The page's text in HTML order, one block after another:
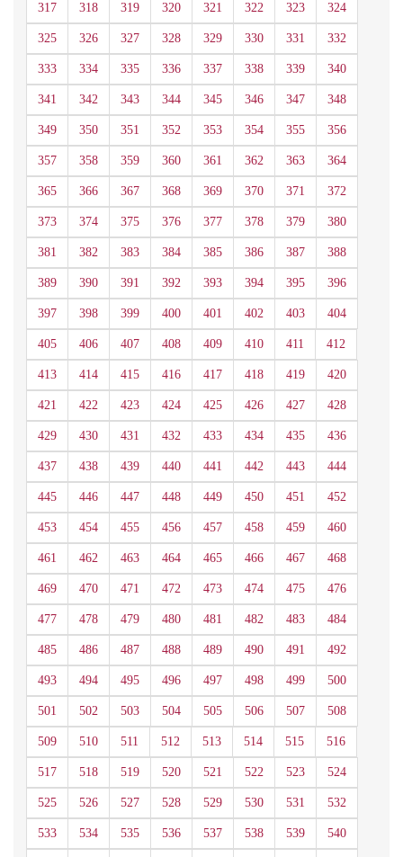
317 318 319 320 321 322 323 324
325 326 327 328 329 330 331 332
333 334 335 336 337 338 339 340
341 342 343 344 345 346 347 348
349 350 351 352 353 354 355 356
357 358 359 360 361 362 363 364
365 366 367 368 369 370 371 372
373 374 375 376 377 378 379 380
381 382 383 384 385 386 387 388
389 390 391 392 393 394 395 396
397 398 399 400 401 402 403 404
405 406 407 408 409 410 411 412
413 414 415 416 417 418 419 420
421 422 423 424 425 426 427 428
429 430 431 432 433 434 435 436
437 438 439 440 441 442 443 444
445 446 447 448 449 450 451 452
453 454 455 456 457 458 459 460
461 462 463 464 465 466 467 468
469 470 471 472 473 474 475 476
477 478 479 480 481 482 483 484
485 486 487 488 489 490 491 492
493 494 495 496 497 498 499 500
501 502 503 504 505 506 507 508
509 510 511 512 513 514 515 516
517 518 519 520 521 522 523 524
525 526 527 528 529 530 531 532
533 534 535 536 537 538 539 540